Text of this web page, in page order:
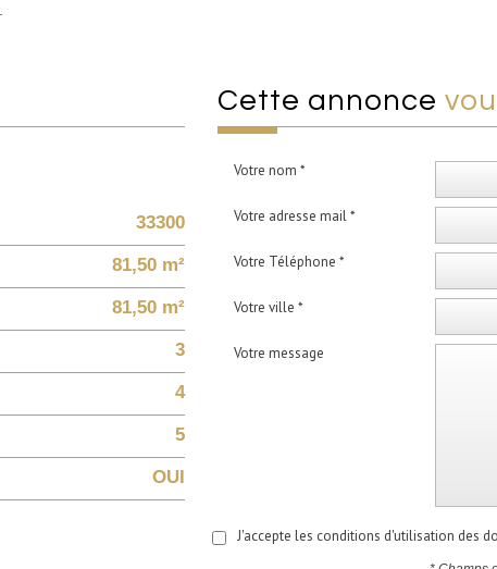
33300
81,50 m²
81,50 m²
3
4
5
OUI
cette annonce
Votre nom *
Votre adresse mail *
Votre Téléphone *
Votre ville *
Votre message
J'accepte les conditions d'utilisation des